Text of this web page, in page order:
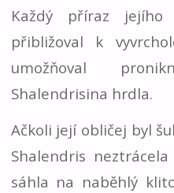
Každý příraz
přibližoval k
umožňoval
Shalendrisina hrdla.
Ačkoli její obličej byl
Shalendris
sáhla na naběhlý